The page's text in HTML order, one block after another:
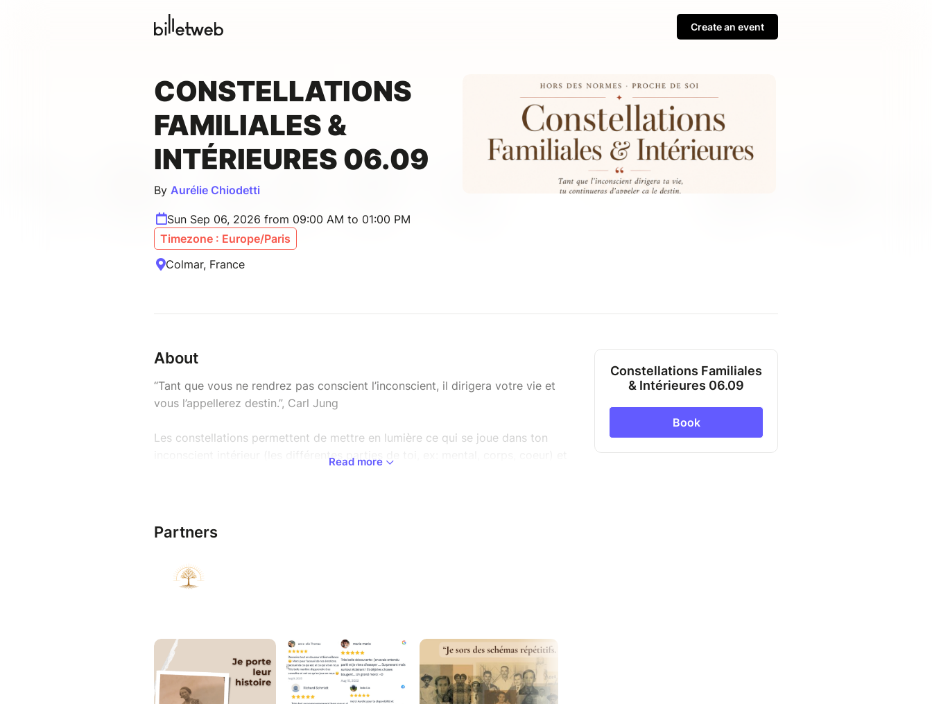
Create an event
CONSTELLATIONS
FAMILIALES &
INTÉRIEURES 06.09
By Aurélie Chiodetti
Sun Sep 06, 2026 from 09:00 AM to 01:00 PM
Timezone : Europe/Paris
Colmar, France
About
“Tant que vous ne rendrez pas conscient l’inconscient, il dirigera votre vie et
vous l’appellerez destin.”, Carl Jung
Les constellations permettent de mettre en lumière ce qui se joue dans ton
inconscient intérieur (les différentes parties de toi, ex: mental, corps, coeur) et
Ton système (familial, relationnel ou intérieur) se révèle à travers des
représentations, pour te permettre de voir ce qui, jusque-là, restait
Ce processus met en lumière les tensions invisibles, les loyautés, les endroits
Ce n’est plus seulement quelque chose que l’on analyse.
C’est quelque chose qui se ressent, qui se voit… et qui peut enfin s’intégrer.
Read more
Partners
Constellations Familiales
& Intérieures 06.09
Book